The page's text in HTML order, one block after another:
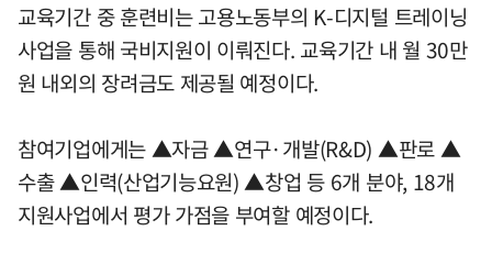
교육기간 중 훈련비는 고용노동부의 K-디지털 트레이닝
사업을 통해 국비지원이 이뤄진다. 교육기간 내 월 30만
원 내외의 장려금도 제공될 예정이다.
참여기업에게는 ▲자금 ▲연구·개발(R&D) ▲판로 ▲
수출 ▲인력(산업기능요원) ▲창업 등 6개 분야, 18개
지원사업에서 평가 가점을 부여할 예정이다.